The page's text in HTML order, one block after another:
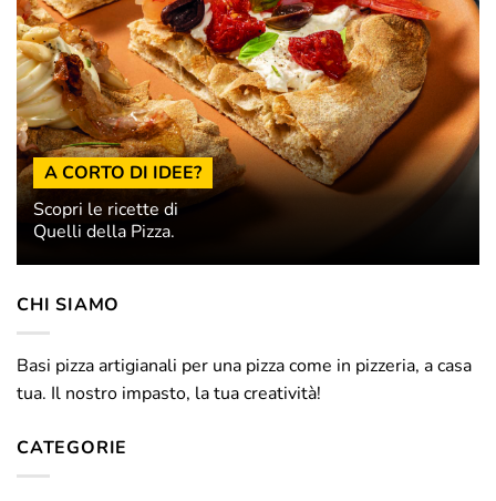
A CORTO DI IDEE?
Scopri le ricette di
Quelli della Pizza.
CHI SIAMO
Basi pizza artigianali per una pizza come in pizzeria, a casa
tua. Il nostro impasto, la tua creatività!
CATEGORIE